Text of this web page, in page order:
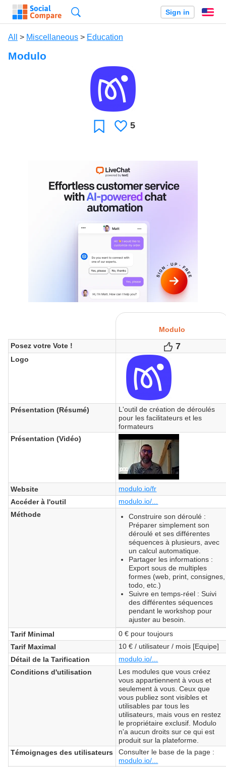
Sign in
All > Miscellaneous > Education
Modulo
FavoriteLikes
5
Modulo
Posez votre Vote !
Votes
7
Logo
Présentation (Résumé)
L'outil de création de déroulés
pour les facilitateurs et les
formateurs
Présentation (Vidéo)
Website
modulo.io/fr
Accéder à l'outil
modulo.io/...
Méthode
Construire son déroulé :
Préparer simplement son
déroulé et ses différentes
séquences à plusieurs, avec
un calcul automatique.
Partager les informations :
Export sous de multiples
formes (web, print, consignes,
todo, etc.)
Suivre en temps-réel : Suivi
des différentes séquences
pendant le workshop pour
ajuster au besoin.
Tarif Minimal
0 € pour toujours
Tarif Maximal
10 € / utilisateur / mois [Equipe]
Détail de la Tarification
modulo.io/...
Conditions d'utilisation
Les modules que vous créez
vous appartiennent à vous et
seulement à vous. Ceux que
vous publiez sont visibles et
utilisables par tous les
utilisateurs, mais vous en restez
le propriétaire exclusif. Modulo
n'a aucun droits sur ce qui est
produit sur la plateforme.
Témoignages des utilisateurs
Consulter le base de la page :
modulo.io/...